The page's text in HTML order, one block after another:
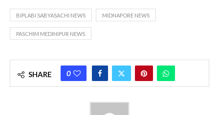
BIPLABI SABYASACHI NEWS MIDNAPORE NEWS
PASCHIM MEDINIPUR NEWS
SHARE 0